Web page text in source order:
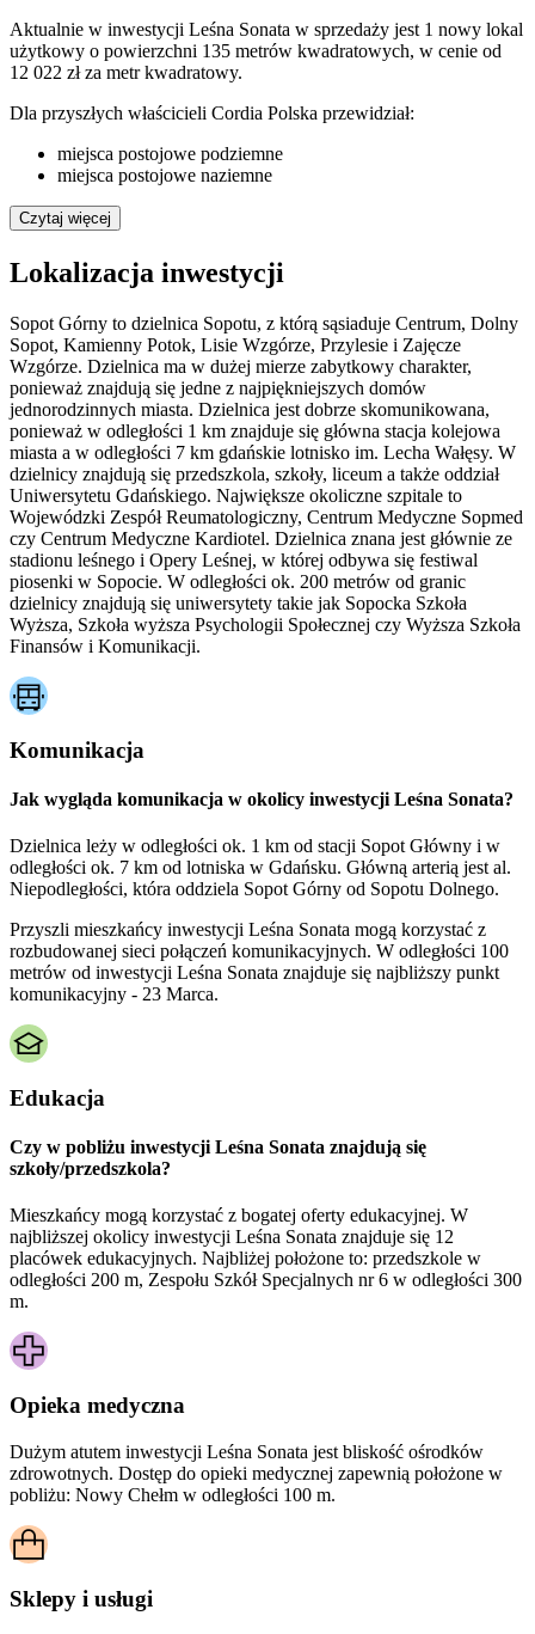
Aktualnie w inwestycji Leśna Sonata w sprzedaży jest 1 nowy lokal
użytkowy o powierzchni 135 metrów kwadratowych, w cenie od
12 022 zł za metr kwadratowy.
Dla przyszłych właścicieli Cordia Polska przewidział:
miejsca postojowe podziemne
miejsca postojowe naziemne
Czytaj więcej
Lokalizacja inwestycji
Sopot Górny to dzielnica Sopotu, z którą sąsiaduje Centrum, Dolny
Sopot, Kamienny Potok, Lisie Wzgórze, Przylesie i Zajęcze
Wzgórze. Dzielnica ma w dużej mierze zabytkowy charakter,
ponieważ znajdują się jedne z najpiękniejszych domów
jednorodzinnych miasta. Dzielnica jest dobrze skomunikowana,
ponieważ w odległości 1 km znajduje się główna stacja kolejowa
miasta a w odległości 7 km gdańskie lotnisko im. Lecha Wałęsy. W
dzielnicy znajdują się przedszkola, szkoły, liceum a także oddział
Uniwersytetu Gdańskiego. Największe okoliczne szpitale to
Wojewódzki Zespół Reumatologiczny, Centrum Medyczne Sopmed
czy Centrum Medyczne Kardiotel. Dzielnica znana jest głównie ze
stadionu leśnego i Opery Leśnej, w której odbywa się festiwal
piosenki w Sopocie. W odległości ok. 200 metrów od granic
dzielnicy znajdują się uniwersytety takie jak Sopocka Szkoła
Wyższa, Szkoła wyższa Psychologii Społecznej czy Wyższa Szkoła
Finansów i Komunikacji.
Komunikacja
Jak wygląda komunikacja w okolicy inwestycji Leśna Sonata?
Dzielnica leży w odległości ok. 1 km od stacji Sopot Główny i w
odległości ok. 7 km od lotniska w Gdańsku. Główną arterią jest al.
Niepodległości, która oddziela Sopot Górny od Sopotu Dolnego.
Przyszli mieszkańcy inwestycji Leśna Sonata mogą korzystać z
rozbudowanej sieci połączeń komunikacyjnych. W odległości 100
metrów od inwestycji Leśna Sonata znajduje się najbliższy punkt
komunikacyjny - 23 Marca.
Edukacja
Czy w pobliżu inwestycji Leśna Sonata znajdują się
szkoły/przedszkola?
Mieszkańcy mogą korzystać z bogatej oferty edukacyjnej. W
najbliższej okolicy inwestycji Leśna Sonata znajduje się 12
placówek edukacyjnych. Najbliżej położone to: przedszkole w
odległości 200 m, Zespołu Szkół Specjalnych nr 6 w odległości 300
m.
Opieka medyczna
Dużym atutem inwestycji Leśna Sonata jest bliskość ośrodków
zdrowotnych. Dostęp do opieki medycznej zapewnią położone w
pobliżu: Nowy Chełm w odległości 100 m.
Sklepy i usługi